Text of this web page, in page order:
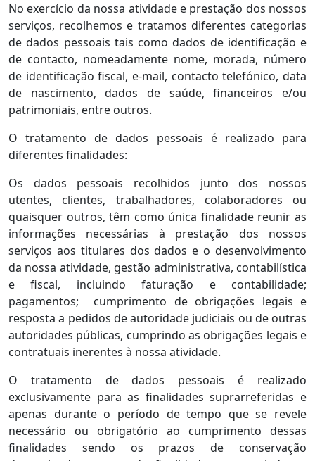
No exercício da nossa atividade e prestação dos nossos
serviços, recolhemos e tratamos diferentes categorias
de dados pessoais tais como dados de identificação e
de contacto, nomeadamente nome, morada, número
de identificação fiscal, e-mail, contacto telefónico, data
de nascimento, dados de saúde, financeiros e/ou
patrimoniais, entre outros.
O tratamento de dados pessoais é realizado para
diferentes finalidades:
Os dados pessoais recolhidos junto dos nossos
utentes, clientes, trabalhadores, colaboradores ou
quaisquer outros, têm como única finalidade reunir as
informações necessárias à prestação dos nossos
serviços aos titulares dos dados e o desenvolvimento
da nossa atividade, gestão administrativa, contabilística
e fiscal, incluindo faturação e contabilidade;
pagamentos; cumprimento de obrigações legais e
resposta a pedidos de autoridade judiciais ou de outras
autoridades públicas, cumprindo as obrigações legais e
contratuais inerentes à nossa atividade.
O tratamento de dados pessoais é realizado
exclusivamente para as finalidades suprarreferidas e
apenas durante o período de tempo que se revele
necessário ou obrigatório ao cumprimento dessas
finalidades sendo os prazos de conservação